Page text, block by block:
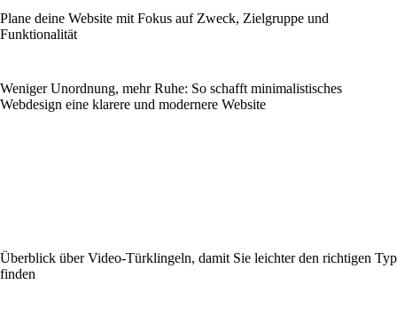
Plane deine Website mit Fokus auf Zweck, Zielgruppe und
Funktionalität
Weniger Unordnung, mehr Ruhe: So schafft minimalistisches
Webdesign eine klarere und modernere Website
Überblick über Video-Türklingeln, damit Sie leichter den richtigen Typ
finden